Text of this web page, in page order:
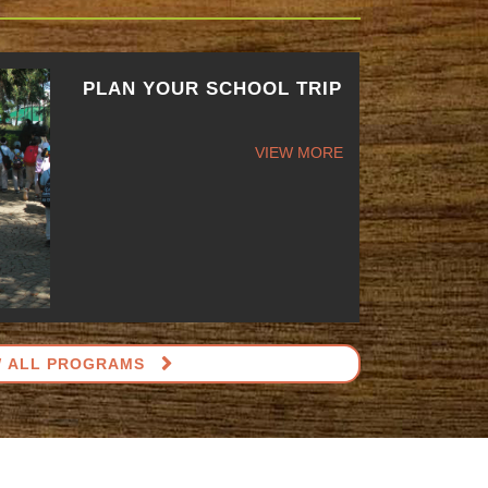
PLAN YOUR SCHOOL TRIP
VIEW MORE
ALL PROGRAMS